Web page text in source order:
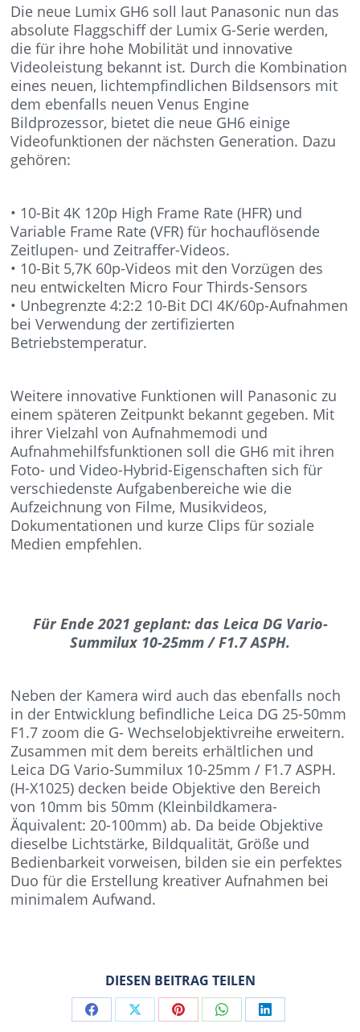
Die neue Lumix GH6 soll laut Panasonic nun das
absolute Flaggschiff der Lumix G-Serie werden,
die für ihre hohe Mobilität und innovative
Videoleistung bekannt ist. Durch die Kombination
eines neuen, lichtempfindlichen Bildsensors mit
dem ebenfalls neuen Venus Engine
Bildprozessor, bietet die neue GH6 einige
Videofunktionen der nächsten Generation. Dazu
gehören:
• 10-Bit 4K 120p High Frame Rate (HFR) und
Variable Frame Rate (VFR) für hochauflösende
Zeitlupen- und Zeitraffer-Videos.
• 10-Bit 5,7K 60p-Videos mit den Vorzügen des
neu entwickelten Micro Four Thirds-Sensors
• Unbegrenzte 4:2:2 10-Bit DCI 4K/60p-Aufnahmen
bei Verwendung der zertifizierten
Betriebstemperatur.
Weitere innovative Funktionen will Panasonic zu
einem späteren Zeitpunkt bekannt gegeben. Mit
ihrer Vielzahl von Aufnahmemodi und
Aufnahmehilfsfunktionen soll die GH6 mit ihren
Foto- und Video-Hybrid-Eigenschaften sich für
verschiedenste Aufgabenbereiche wie die
Aufzeichnung von Filme, Musikvideos,
Dokumentationen und kurze Clips für soziale
Medien empfehlen.
Für Ende 2021 geplant: das Leica DG Vario-
Summilux 10-25mm / F1.7 ASPH.
Neben der Kamera wird auch das ebenfalls noch
in der Entwicklung befindliche Leica DG 25-50mm
F1.7 zoom die G- Wechselobjektivreihe erweitern.
Zusammen mit dem bereits erhältlichen und
Leica DG Vario-Summilux 10-25mm / F1.7 ASPH.
(H-X1025) decken beide Objektive den Bereich
von 10mm bis 50mm (Kleinbildkamera-
Äquivalent: 20-100mm) ab. Da beide Objektive
dieselbe Lichtstärke, Bildqualität, Größe und
Bedienbarkeit vorweisen, bilden sie ein perfektes
Duo für die Erstellung kreativer Aufnahmen bei
minimalem Aufwand.
DIESEN BEITRAG TEILEN
Share Share Share Share Share